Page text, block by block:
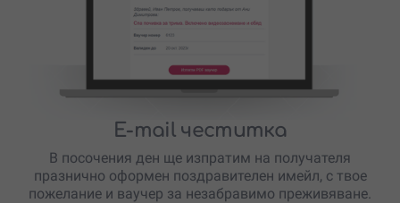
E-mail честитка
В посочения ден ще изпратим на получателя
празнично оформен поздравителен имейл, с твое
пожелание и ваучер за незабравимо преживяване.